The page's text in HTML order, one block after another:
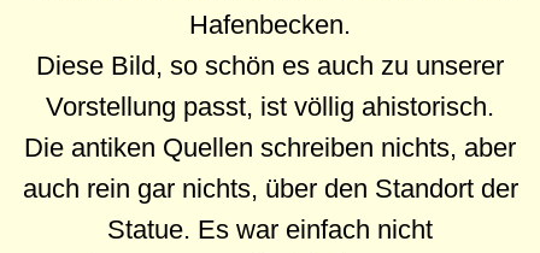
Hafenbecken.
Diese Bild, so schön es auch zu unserer
Vorstellung passt, ist völlig ahistorisch.
Die antiken Quellen schreiben nichts, aber
auch rein gar nichts, über den Standort der
Statue. Es war einfach nicht